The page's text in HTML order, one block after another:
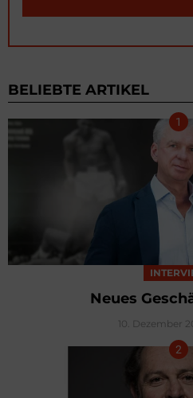
BELIEBTE ARTIKEL
Neues
10. Dezember